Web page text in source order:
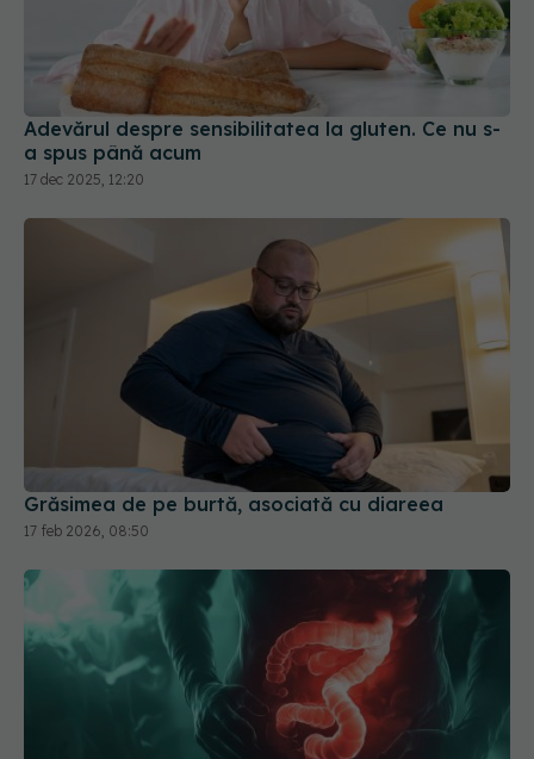
Adevărul despre sensibilitatea la gluten. Ce nu s-
a spus până acum
17 dec 2025, 12:20
Grăsimea de pe burtă, asociată cu diareea
17 feb 2026, 08:50